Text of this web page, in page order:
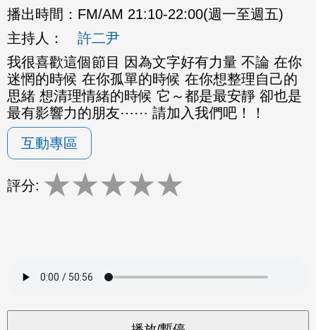
播出時間： FM/AM 21:10-22:00(週一至週五)
主持人：
許二尹
我很喜歡這個節目 因為文字好有力量 不論 在你
迷惘的時候 在你孤單的時候 在你想整理自己的
思緒 想清理情緒的時候 它～都是最安靜 卻也是
最有影響力的朋友⋯⋯ 請加入我們吧！！
互動專區
評分: ★★★★★